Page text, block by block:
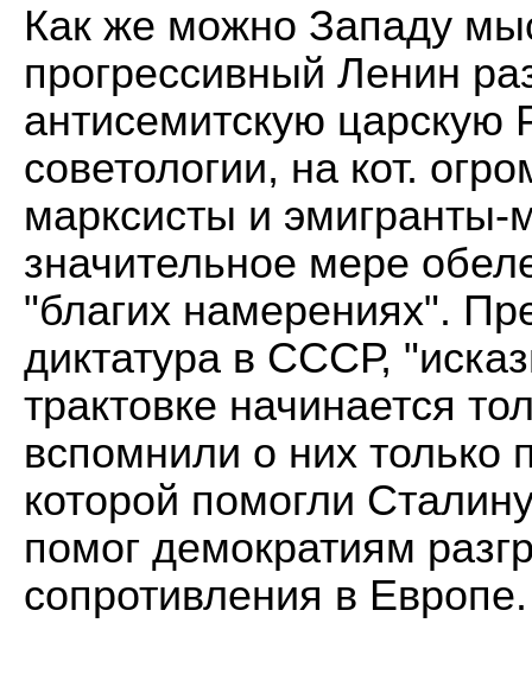
Как же можно Западу
прогрессивный Ленин
антисемитскую
советологии, на кот.
марксисты и
значительное мере
"благих намерениях".
диктатура в СССР,
трактовке начинается
вспомнили о них
которой помогли
помог демократиям
сопротивления в Европе.